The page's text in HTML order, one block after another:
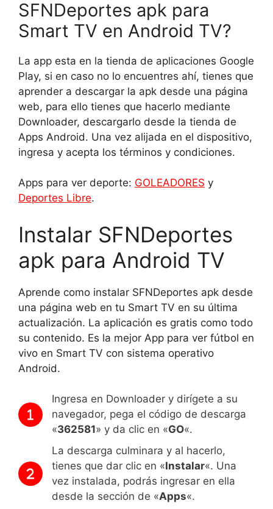
SFNDeportes apk para
Smart TV en Android TV?
La app esta en la tienda de aplicaciones Google
Play, si en caso no lo encuentres ahí, tienes que
aprender a descargar la apk desde una página
web, para ello tienes que hacerlo mediante
Downloader, descargarlo desde la tienda de
Apps Android. Una vez alijada en el dispositivo,
ingresa y acepta los términos y condiciones.
Apps para ver deporte: GOLEADORES y
Deportes Libre.
Instalar SFNDeportes
apk para Android TV
Aprende como instalar SFNDeportes apk desde
una página web en tu Smart TV en su última
actualización. La aplicación es gratis como todo
su contenido. Es la mejor App para ver fútbol en
vivo en Smart TV con sistema operativo
Android.
Ingresa en Downloader y dirígete a su
navegador, pega el código de descarga
«362581» y da clic en «GO«.
La descarga culminara y al hacerlo,
tienes que dar clic en «Instalar«. Una
vez instalada, podrás ingresar en ella
desde la sección de «Apps«.